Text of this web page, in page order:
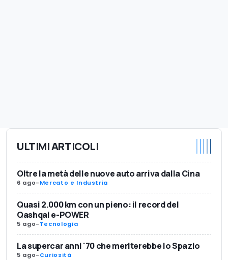
ULTIMI ARTICOLI
Oltre la metà delle nuove auto arriva dalla Cina
6 ago-Mercato e Industria
Quasi 2.000 km con un pieno: il record del
Qashqai e-POWER
5 ago-Tecnologia
La supercar anni '70 che meriterebbe lo Spazio
5 ago-Curiosità